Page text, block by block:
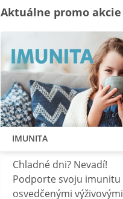
Aktuálne promo akcie
IMUNITA
Chladné dni? Nevadí!
Podporte svoju imunitu
osvedčenými výživovými